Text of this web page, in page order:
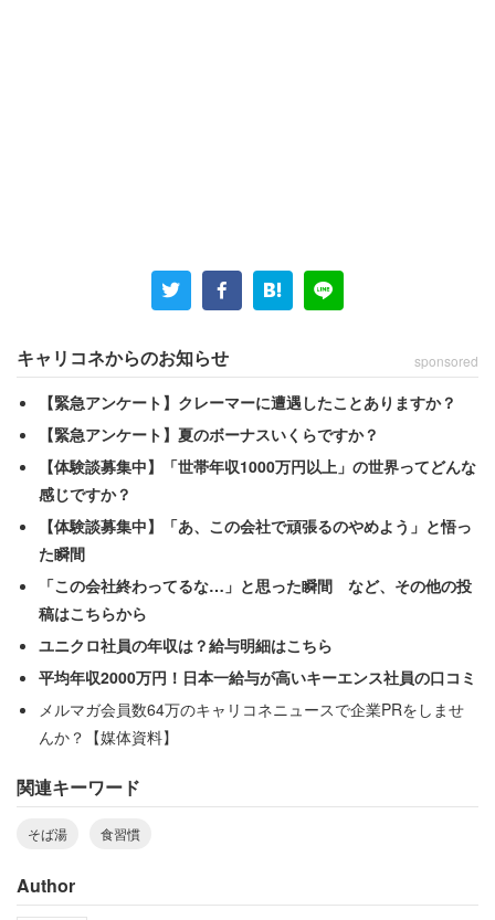
どうやって飲むの？
関東近郊でそば屋に行くと、食事の後に専用の容器に入っ
たそば湯を出されることが多いが、西日本ではこうした風
キャリコネからのお知らせ sponsored
【緊急アンケート】クレーマーに遭遇したことありますか？
【緊急アンケート】夏のボーナスいくらですか？
【体験談募集中】「世帯年収1000万円以上」の世界ってどんな
感じですか？
【体験談募集中】「あ、この会社で頑張るのやめよう」と悟っ
た瞬間
「この会社終わってるな…」と思った瞬間 など、その他の投
稿はこちらから
ユニクロ社員の年収は？給与明細はこちら
平均年収2000万円！日本一給与が高いキーエンス社員の口コミ
メルマガ会員数64万のキャリコネニュースで企業PRをしませ
んか？【媒体資料】
関連キーワード
そば湯 食習慣
Author